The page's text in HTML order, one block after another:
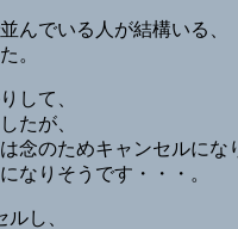
んでいる人が結構いる、
。
して、
たが、
念のためキャンセルにな
なりそうです・・・。
し、